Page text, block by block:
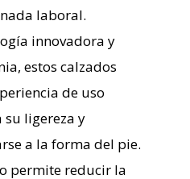
laboral.
innovadora y
estos calzados
de uso
su ligereza y
a la forma del pie.
permite reducir la